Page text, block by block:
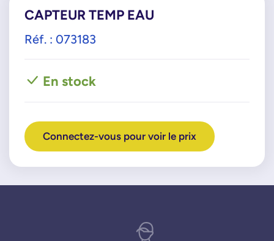
CAPTEUR TEMP EAU
Réf. : 073183
En stock
Connectez-vous pour voir le prix